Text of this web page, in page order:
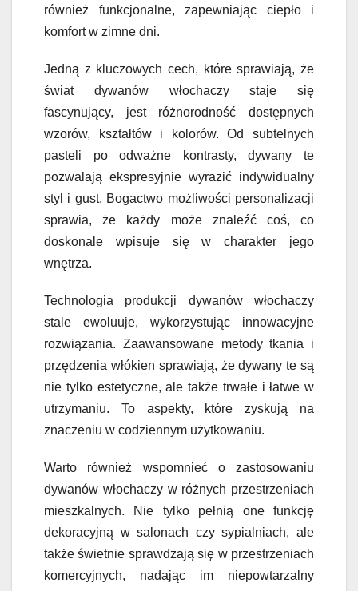
również funkcjonalne, zapewniając ciepło i
komfort w zimne dni.
Jedną z kluczowych cech, które sprawiają, że
świat dywanów włochaczy staje się
fascynujący, jest różnorodność dostępnych
wzorów, kształtów i kolorów. Od subtelnych
pasteli po odważne kontrasty, dywany te
pozwalają ekspresyjnie wyrazić indywidualny
styl i gust. Bogactwo możliwości personalizacji
sprawia, że każdy może znaleźć coś, co
doskonale wpisuje się w charakter jego
wnętrza.
Technologia produkcji dywanów włochaczy
stale ewoluuje, wykorzystując innowacyjne
rozwiązania. Zaawansowane metody tkania i
przędzenia włókien sprawiają, że dywany te są
nie tylko estetyczne, ale także trwałe i łatwe w
utrzymaniu. To aspekty, które zyskują na
znaczeniu w codziennym użytkowaniu.
Warto również wspomnieć o zastosowaniu
dywanów włochaczy w różnych przestrzeniach
mieszkalnych. Nie tylko pełnią one funkcję
dekoracyjną w salonach czy sypialniach, ale
także świetnie sprawdzają się w przestrzeniach
komercyjnych, nadając im niepowtarzalny